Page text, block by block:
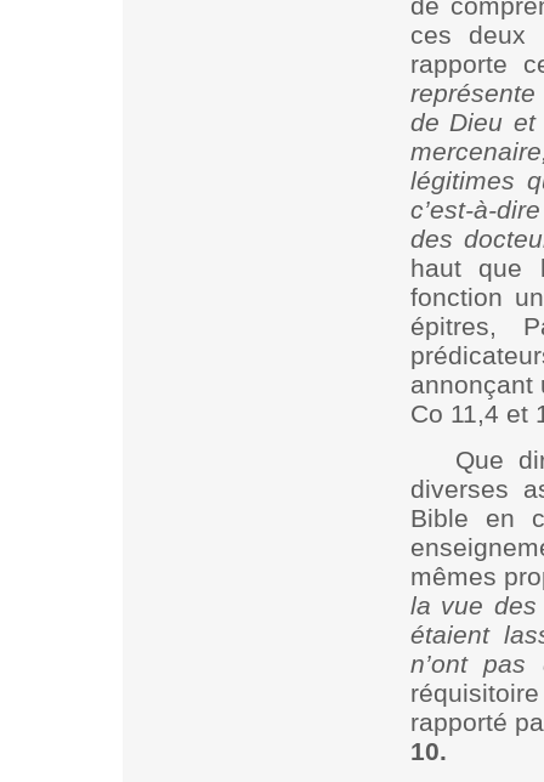
ces
rapporte
de Dieu et
légitimes
c’est-à-
des
haut que
fonction
épitres,
annonçant
Co 11,4 et
Que
diverses
Bible en
mêmes
la vue
étaient
n’ont pas
rapporté
10.